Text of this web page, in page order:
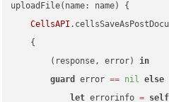
uploadFile(name: name) {
CellsAPI
    {
        (response, error)
in
guard
error == nil else
let errorinfo = self